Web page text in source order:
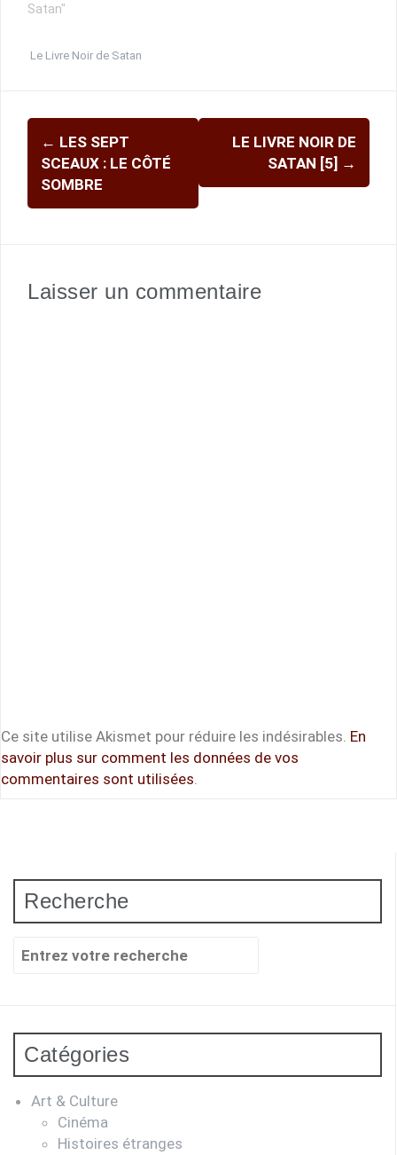
Satan"
Le Livre Noir de Satan
Navigation
d'article
← LES SEPT
SCEAUX : LE CÔTÉ
SOMBRE
LE LIVRE NOIR DE
SATAN [5] →
Laisser un commentaire
Ce site utilise Akismet pour réduire les indésirables. En
savoir plus sur comment les données de vos
commentaires sont utilisées
Recherche
Recherche
Catégories
Art & Culture
Cinéma
Histoires étranges